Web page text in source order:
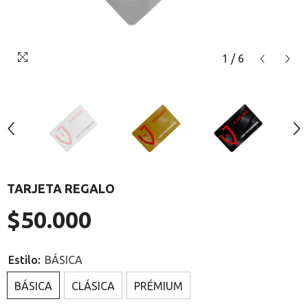
1 / 6
TARJETA REGALO
Precio
regular
$50.000
Estilo: BÁSICA
BÁSICA CLÁSICA PRÉMIUM